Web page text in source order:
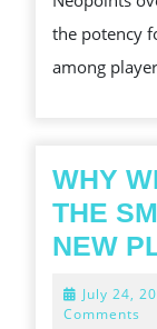
the potency
among
WHY
THE
NEW
July 24,
Comments